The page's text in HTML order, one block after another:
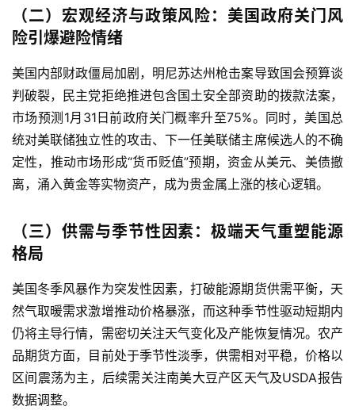
原
油
货
国
际
期
货
（二）宏观经济与政策风险：美国政府关门风
险引爆避险情绪
美国内部财政僵局加剧，明尼苏达州枪击案导致国会预算谈
判破裂，民主党拒绝推进包含国土安全部资助的拨款法案，
市场预测1月31日前政府关门概率升至75%。同时，美国总
统对美联储独立性的攻击、下一任美联储主席候选人的不确
定性，推动市场形成“货币贬值”预期，资金从美元、美债撤
离，涌入黄金等实物资产，成为贵金属上涨的核心逻辑。
（三）供需与季节性因素：极端天气重塑能源
格局
美国冬季风暴作为突发性因素，打破能源期货供需平衡，天
然气取暖需求激增推动价格暴涨，而这种季节性驱动短期内
仍将主导行情，需密切关注天气变化及产能恢复情况。农产
品期货方面，目前处于季节性淡季，供需相对平稳，价格以
区间震荡为主，后续需关注南美大豆产区天气及USDA报告
数据调整。